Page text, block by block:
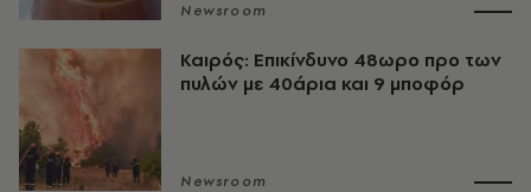
Newsroom
Καιρός: Επικίνδυνο 48ωρο προ των
πυλών με 40άρια και 9 μποφόρ
Newsroom